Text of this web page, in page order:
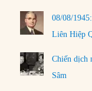
08/08/
Liên Hiệp
Chiến dịch
Sâm